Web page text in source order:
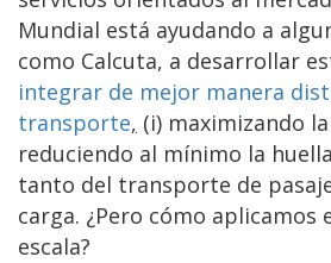
Mundial está ayudando a
como Calcuta, a desarrollar
integrar de mejor manera
transporte, (i) maximizando
reduciendo al mínimo la
tanto del transporte de
carga. ¿Pero cómo aplicamos
escala?